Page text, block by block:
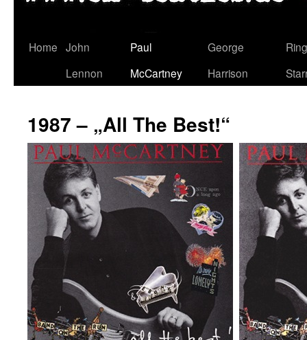
Zum
Home John
Lennon
Paul
McCartney
George
Harrison
1987 – „All The Best!“